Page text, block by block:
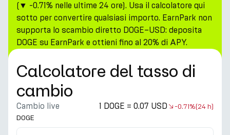
(▼ -0.71% nelle ultime 24 ore). Usa il calcolatore qui
sotto per convertire qualsiasi importo. EarnPark non
supporta lo scambio diretto DOGE–USD: deposita
DOGE su EarnPark e ottieni fino al 20% di APY.
Calcolatore del tasso di
cambio
Cambio live 1 DOGE = 0.07 USD -0.71%(24 h)
DOGE